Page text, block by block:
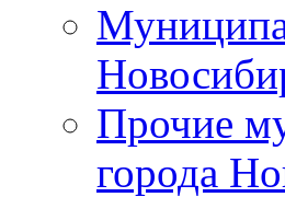
Прочие
города